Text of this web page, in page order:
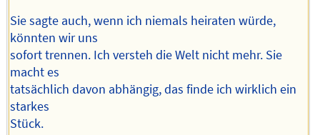
Sie sagte auch, wenn ich niemals heiraten würde,
könnten wir uns
sofort trennen. Ich versteh die Welt nicht mehr. Sie
macht es
tatsächlich davon abhängig, das finde ich wirklich ein
starkes
Stück.